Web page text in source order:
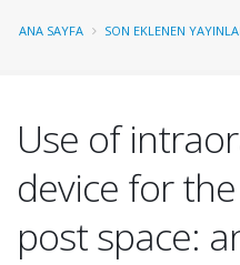
ANA SAYFA SON EKLENEN
Use of
device for
post space: